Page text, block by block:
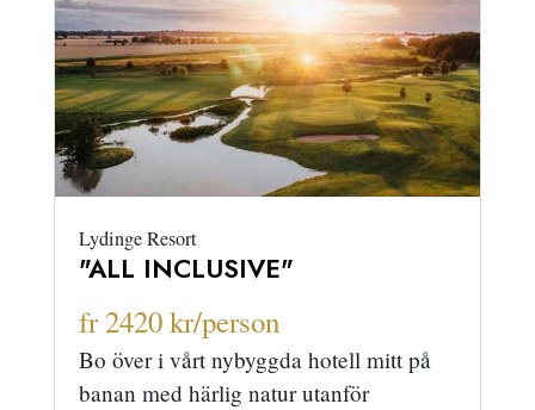
Lydinge Resort
"ALL INCLUSIVE"
fr 2420 kr/person
Bo över i vårt nybyggda hotell mitt på
banan med härlig natur utanför